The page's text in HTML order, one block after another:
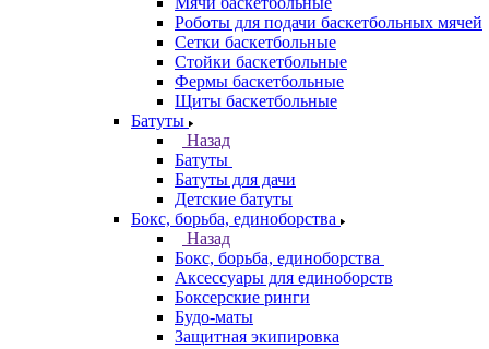
Роботы для подачи баскетбольных мячей
Сетки баскетбольные
Стойки баскетбольные
Фермы баскетбольные
Щиты баскетбольные
Батуты
Назад
Батуты
Батуты для дачи
Детские батуты
Бокс, борьба, единоборства
Назад
Бокс, борьба, единоборства
Аксессуары для единоборств
Боксерские ринги
Будо-маты
Защитная экипировка